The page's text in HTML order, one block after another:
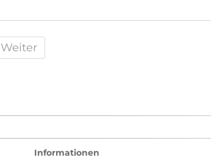
Weiter
Informationen